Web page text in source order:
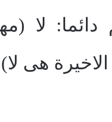
دائما: لا
الاخيرة هى لا)